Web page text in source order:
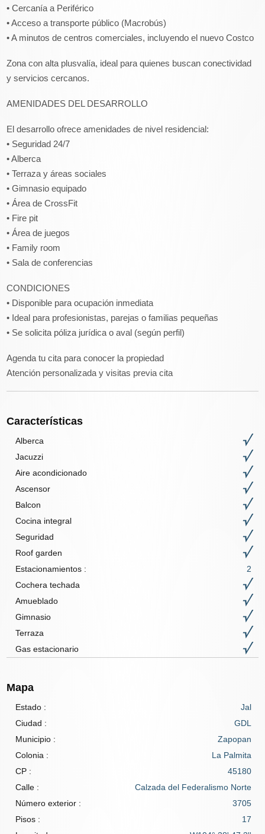
• Cercanía a Periférico
• Acceso a transporte público (Macrobús)
• A minutos de centros comerciales, incluyendo el nuevo Costco
Zona con alta plusvalía, ideal para quienes buscan conectividad
y servicios cercanos.
AMENIDADES DEL DESARROLLO
El desarrollo ofrece amenidades de nivel residencial:
• Seguridad 24/7
• Alberca
• Terraza y áreas sociales
• Gimnasio equipado
• Área de CrossFit
• Fire pit
• Área de juegos
• Family room
• Sala de conferencias
CONDICIONES
• Disponible para ocupación inmediata
• Ideal para profesionistas, parejas o familias pequeñas
• Se solicita póliza jurídica o aval (según perfil)
Agenda tu cita para conocer la propiedad
Atención personalizada y visitas previa cita
Características
Alberca
Jacuzzi
Aire acondicionado
Ascensor
Balcon
Cocina integral
Seguridad
Roof garden
Estacionamientos :
2
Cochera techada
Amueblado
Gimnasio
Terraza
Gas estacionario
Mapa
Estado :
Jal
Ciudad :
GDL
Municipio :
Zapopan
Colonia :
La Palmita
CP :
45180
Calle :
Calzada del Federalismo Norte
Número exterior :
3705
Pisos :
17